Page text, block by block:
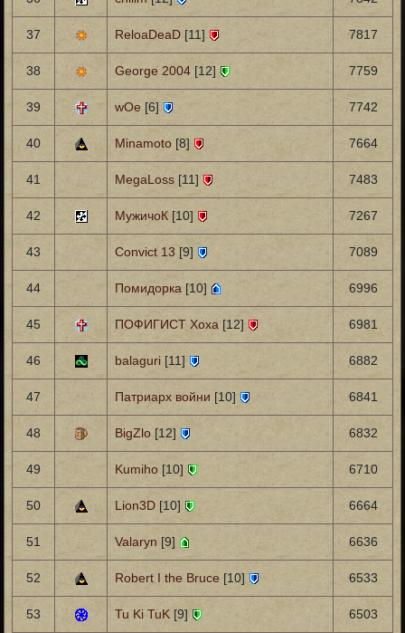
37 ReloaDeaD [11] 7817
38 George 2004 [12] 7759
39 wOe [6] 7742
40 Minamoto [8] 7664
41 MegaLoss [11] 7483
42 МужичоК [10] 7267
43 Convict 13 [9] 7089
44 Помидорка [10] 6996
45 ПОФИГИСТ Хоха [12] 6981
46 balaguri [11] 6882
47 Патриарх войни [10] 6841
48 BigZlo [12] 6832
49 Kumiho [10] 6710
50 Lion3D [10] 6664
51 Valaryn [9] 6636
52 Robert I the Bruce [10] 6533
53 Tu Ki TuK [9] 6503